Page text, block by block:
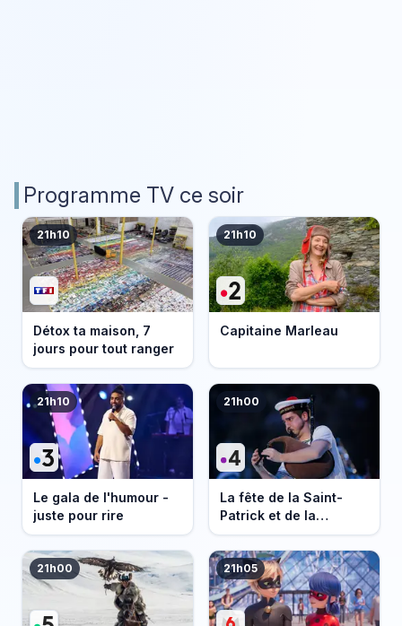
Programme TV ce soir
21h10
Détox ta maison, 7
jours pour tout ranger
21h10
Capitaine Marleau
21h10
Le gala de l'humour -
juste pour rire
21h00
La fête de la Saint-
Patrick et de la
Bretagne
21h00 21h05